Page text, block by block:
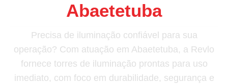
Abaetetuba
Precisa de iluminação confiável para sua
operação? Com atuação em Abaetetuba, a Revlo
fornece torres de iluminação prontas para uso
imediato, com foco em durabilidade, segurança e